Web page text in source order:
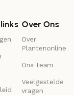
Over Ons
Over
Plantenonline
Ons team
Veelgestelde
vragen